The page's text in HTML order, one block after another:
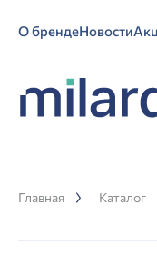
О брендеНовости
Главная Каталог